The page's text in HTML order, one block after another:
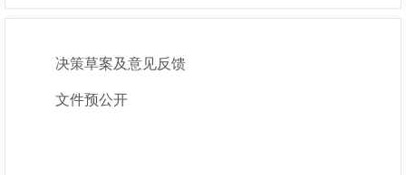
决策草案及意见反馈
文件预公开